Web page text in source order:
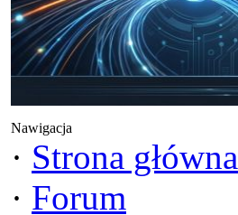
Nawigacja
· Strona główna
· Forum